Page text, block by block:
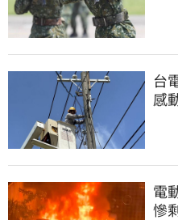
台
感
電
慘